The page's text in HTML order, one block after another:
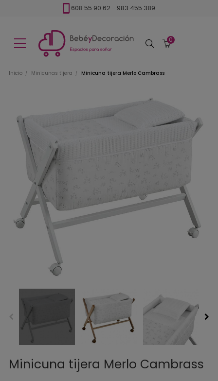
608 55 90 62 - 983 455 389
Buscar
0
Inicio Minicunas tijera Minicuna tijera Merlo Cambrass
Minicuna tijera Merlo Cambrass